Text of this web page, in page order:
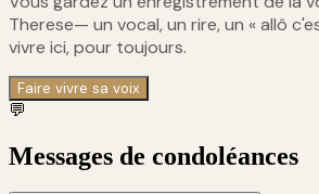
Therese— un vocal, un rire, un « allô
vivre ici, pour toujours.
Faire vivre sa voix
💬
Messages de condoléances